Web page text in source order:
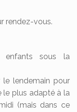
rendez-vous.
sous la
le lendemain pour
le plus adapté à la
(mais dans ce